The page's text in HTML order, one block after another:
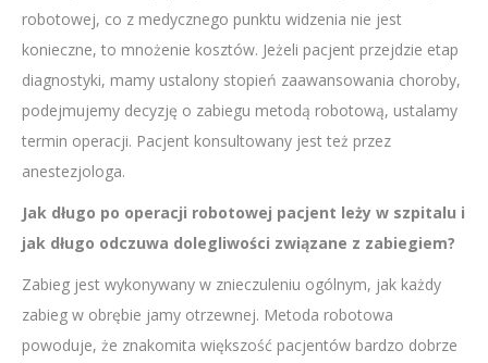
robotowej, co z medycznego punktu widzenia nie jest
konieczne, to mnożenie kosztów. Jeżeli pacjent przejdzie etap
diagnostyki, mamy ustalony stopień zaawansowania choroby,
podejmujemy decyzję o zabiegu metodą robotową, ustalamy
termin operacji. Pacjent konsultowany jest też przez
anestezjologa.
Jak długo po operacji robotowej pacjent leży w szpitalu i
jak długo odczuwa dolegliwości związane z zabiegiem?
Zabieg jest wykonywany w znieczuleniu ogólnym, jak każdy
zabieg w obrębie jamy otrzewnej. Metoda robotowa
powoduje, że znakomita większość pacjentów bardzo dobrze